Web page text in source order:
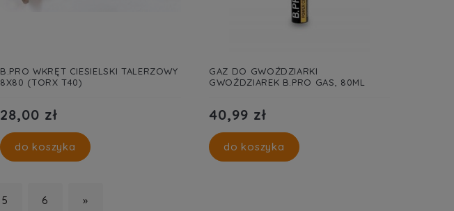
B.PRO WKRĘT CIESIELSKI TALERZOWY
8X80 (TORX T40)
28,00 zł
do koszyka
GAZ DO GWOŹDZIARKI
GWOŹDZIAREK B.PRO GAS, 80ML
40,99 zł
do koszyka
5 6 »